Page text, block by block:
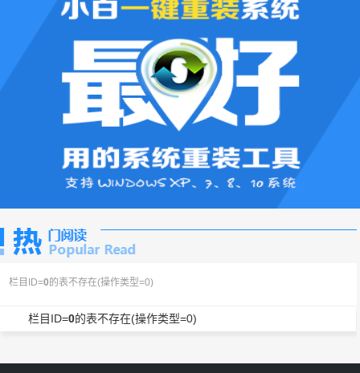
栏目ID=0 的表不存在(操作类型=0)
栏目ID=0的表不存在(操作类型=0)